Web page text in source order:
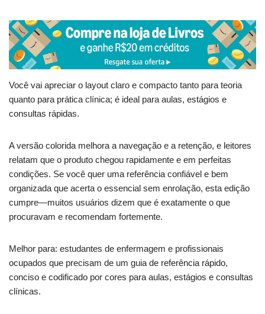
Você vai apreciar o layout claro e compacto tanto para teoria
quanto para prática clínica; é ideal para aulas, estágios e
consultas rápidas.
A versão colorida melhora a navegação e a retenção, e leitores
relatam que o produto chegou rapidamente e em perfeitas
condições. Se você quer uma referência confiável e bem
organizada que acerta o essencial sem enrolação, esta edição
cumpre—muitos usuários dizem que é exatamente o que
procuravam e recomendam fortemente.
Melhor para: estudantes de enfermagem e profissionais
ocupados que precisam de um guia de referência rápido,
conciso e codificado por cores para aulas, estágios e consultas
clínicas.